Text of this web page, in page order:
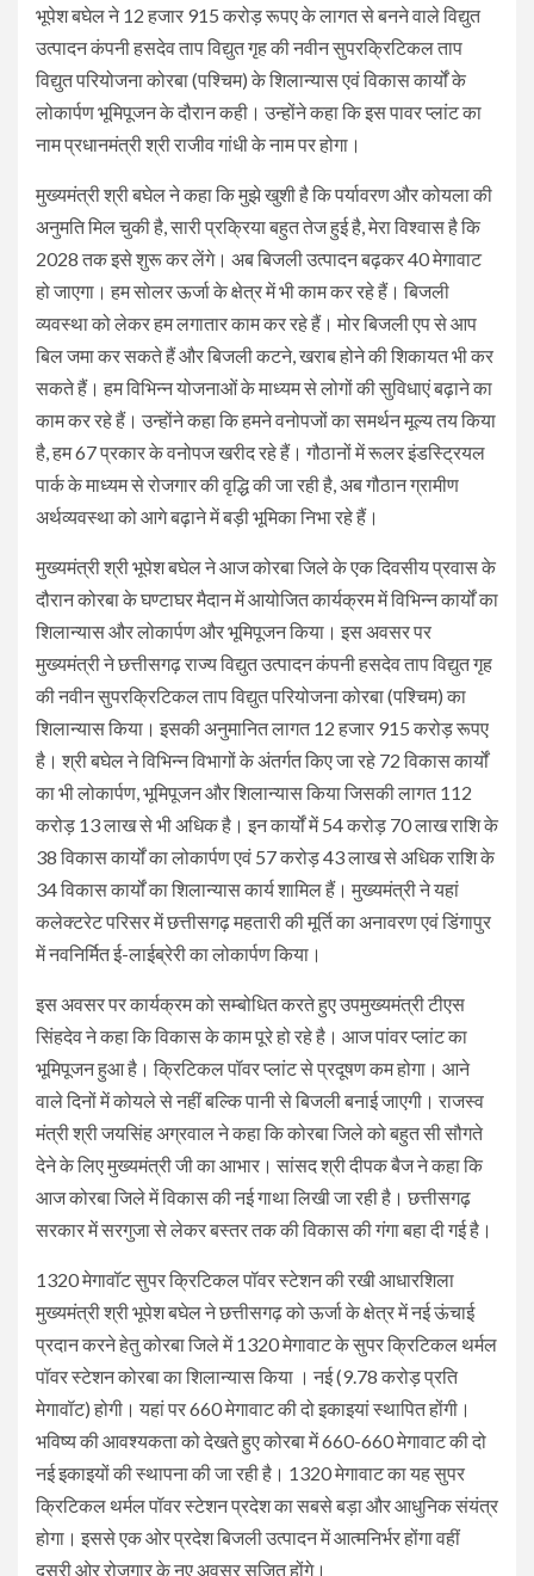
भूपेश बघेल ने 12 हजार 915 करोड़ रूपए के लागत से बनने वाले विद्युत
उत्पादन कंपनी हसदेव ताप विद्युत गृह की नवीन सुपरक्रिटिकल ताप
विद्युत परियोजना कोरबा (पश्चिम) के शिलान्यास एवं विकास कार्यों के
लोकार्पण भूमिपूजन के दौरान कही। उन्होंने कहा कि इस पावर प्लांट का
नाम प्रधानमंत्री श्री राजीव गांधी के नाम पर होगा।
मुख्यमंत्री श्री बघेल ने कहा कि मुझे खुशी है कि पर्यावरण और कोयला की
अनुमति मिल चुकी है, सारी प्रक्रिया बहुत तेज हुई है, मेरा विश्वास है कि
2028 तक इसे शुरू कर लेंगे। अब बिजली उत्पादन बढ़कर 40 मेगावाट
हो जाएगा। हम सोलर ऊर्जा के क्षेत्र में भी काम कर रहे हैं। बिजली
व्यवस्था को लेकर हम लगातार काम कर रहे हैं। मोर बिजली एप से आप
बिल जमा कर सकते हैं और बिजली कटने, खराब होने की शिकायत भी कर
सकते हैं। हम विभिन्न योजनाओं के माध्यम से लोगों की सुविधाएं बढ़ाने का
काम कर रहे हैं। उन्होंने कहा कि हमने वनोपजों का समर्थन मूल्य तय किया
है, हम 67 प्रकार के वनोपज खरीद रहे हैं। गौठानों में रूलर इंडस्ट्रियल
पार्क के माध्यम से रोजगार की वृद्धि की जा रही है, अब गौठान ग्रामीण
अर्थव्यवस्था को आगे बढ़ाने में बड़ी भूमिका निभा रहे हैं।
मुख्यमंत्री श्री भूपेश बघेल ने आज कोरबा जिले के एक दिवसीय प्रवास के
दौरान कोरबा के घण्टाघर मैदान में आयोजित कार्यक्रम में विभिन्न कार्यों का
शिलान्यास और लोकार्पण और भूमिपूजन किया। इस अवसर पर
मुख्यमंत्री ने छत्तीसगढ़ राज्य विद्युत उत्पादन कंपनी हसदेव ताप विद्युत गृह
की नवीन सुपरक्रिटिकल ताप विद्युत परियोजना कोरबा (पश्चिम) का
शिलान्यास किया। इसकी अनुमानित लागत 12 हजार 915 करोड़ रूपए
है। श्री बघेल ने विभिन्न विभागों के अंतर्गत किए जा रहे 72 विकास कार्यों
का भी लोकार्पण, भूमिपूजन और शिलान्यास किया जिसकी लागत 112
करोड़ 13 लाख से भी अधिक है। इन कार्यों में 54 करोड़ 70 लाख राशि के
38 विकास कार्यों का लोकार्पण एवं 57 करोड़ 43 लाख से अधिक राशि के
34 विकास कार्यों का शिलान्यास कार्य शामिल हैं। मुख्यमंत्री ने यहां
कलेक्टरेट परिसर में छत्तीसगढ़ महतारी की मूर्ति का अनावरण एवं डिंगापुर
में नवनिर्मित ई-लाईब्रेरी का लोकार्पण किया।
इस अवसर पर कार्यक्रम को सम्बोधित करते हुए उपमुख्यमंत्री टीएस
सिंहदेव ने कहा कि विकास के काम पूरे हो रहे है। आज पांवर प्लांट का
भूमिपूजन हुआ है। क्रिटिकल पॉवर प्लांट से प्रदूषण कम होगा। आने
वाले दिनों में कोयले से नहीं बल्कि पानी से बिजली बनाई जाएगी। राजस्व
मंत्री श्री जयसिंह अग्रवाल ने कहा कि कोरबा जिले को बहुत सी सौगते
देने के लिए मुख्यमंत्री जी का आभार। सांसद श्री दीपक बैज ने कहा कि
आज कोरबा जिले में विकास की नई गाथा लिखी जा रही है। छत्तीसगढ़
सरकार में सरगुजा से लेकर बस्तर तक की विकास की गंगा बहा दी गई है।
1320 मेगावॉट सुपर क्रिटिकल पॉवर स्टेशन की रखी आधारशिला
मुख्यमंत्री श्री भूपेश बघेल ने छत्तीसगढ़ को ऊर्जा के क्षेत्र में नई ऊंचाई
प्रदान करने हेतु कोरबा जिले में 1320 मेगावाट के सुपर क्रिटिकल थर्मल
पॉवर स्टेशन कोरबा का शिलान्यास किया । नई (9.78 करोड़ प्रति
मेगावॉट) होगी। यहां पर 660 मेगावाट की दो इकाइयां स्थापित होंगी।
भविष्य की आवश्यकता को देखते हुए कोरबा में 660-660 मेगावाट की दो
नई इकाइयों की स्थापना की जा रही है। 1320 मेगावाट का यह सुपर
क्रिटिकल थर्मल पॉवर स्टेशन प्रदेश का सबसे बड़ा और आधुनिक संयंत्र
होगा। इससे एक ओर प्रदेश बिजली उत्पादन में आत्मनिर्भर होंगा वहीं
दूसरी ओर रोजगार के नए अवसर सृजित होंगे।